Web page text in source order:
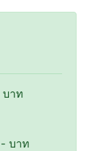
บาท
-บาท